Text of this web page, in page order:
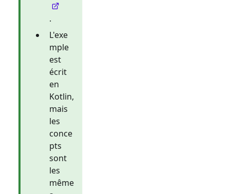
.
L'exe
mple
est
écrit
en
Kotlin,
mais
les
conce
pts
sont
les
même